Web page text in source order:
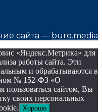
сайта — buro.media
«Яндекс.Метрика» для
работы сайта. Эти
и обрабатываются в
№ 152-ФЗ «О
пользоваться сайтом, Вы
своих персональных
Хорошо